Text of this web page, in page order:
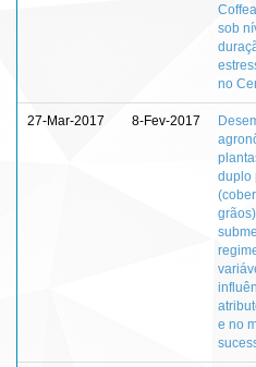
sob
no
27-Mar-2017 8-Fev-2017
duplo
grãos)
e no